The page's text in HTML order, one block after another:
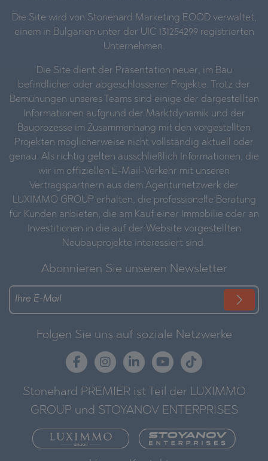
Die Site wird von Stonehard Marketing EOOD verwaltet,
einem in Bulgarien unter der UIC 131254299 registrierten
Unternehmen.
Die Site dient der Präsentation neuer, im Bau
befindlicher oder abgeschlossener Projekte. Trotz der
Bemühungen unseres Teams sind einige der dargestellten
Informationen aufgrund der Marktdynamik und der
Bauprozesse im Zusammenhang mit den vorgestellten
Projekten möglicherweise nicht vollständig aktuell oder
genau. Als richtig gelten ausschließlich Informationen, die
wir im offiziellen E-Mail-Verkehr mit unseren
Vertragspartnern aus dem Agenturnetzwerk der
LUXIMMO GROUP erhalten, die professionelle Beratung
für Kunden anbieten, die am Kauf einer Immobilie oder an
Investitionen in die auf der Website vorgestellten
Neubauprojekte interessiert sind.
Abonnieren Sie unseren Newsletter
Folgen Sie uns auf soziale Netzwerke
Stonehard PREMIER ist Teil der LUXIMMO
GROUP und STOYANOV ENTERPRISES